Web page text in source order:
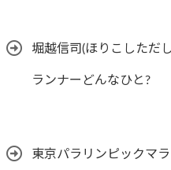
堀越信司(ほりこしただ
ランナーどんなひと?
東京パラリンピックマ